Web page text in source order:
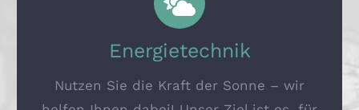
Energietechnik
Nutzen Sie die Kraft der Sonne – wir